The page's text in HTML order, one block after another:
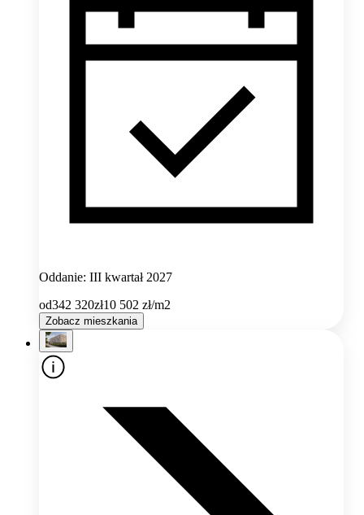
Oddanie: III kwartał 2027
od342 320zł10 502 zł/m2
Zobacz mieszkania